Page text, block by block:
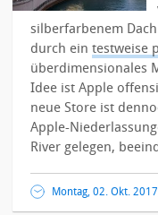
silberfarbenem
durch eintestweise
überdimensionales
Idee ist Apple
neue Store ist
Apple-
River gelegen,
Montag, 02. Okt.